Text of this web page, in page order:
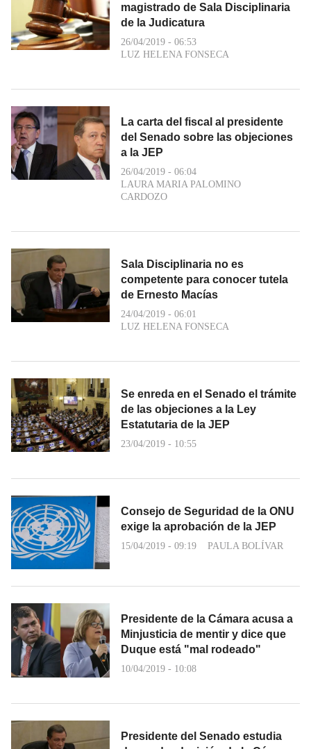
magistrado de Sala Disciplinaria
de la Judicatura
26/04/2019 - 06:53
LUZ HELENA FONSECA
La carta del fiscal al presidente
del Senado sobre las objeciones
a la JEP
26/04/2019 - 06:04
LAURA MARIA PALOMINO
CARDOZO
Sala Disciplinaria no es
competente para conocer tutela
de Ernesto Macías
24/04/2019 - 06:01
LUZ HELENA FONSECA
Se enreda en el Senado el trámite
de las objeciones a la Ley
Estatutaria de la JEP
23/04/2019 - 10:55
Consejo de Seguridad de la ONU
exige la aprobación de la JEP
15/04/2019 - 09:19 PAULA BOLÍVAR
Presidente de la Cámara acusa a
Minjusticia de mentir y dice que
Duque está "mal rodeado"
10/04/2019 - 10:08
Presidente del Senado estudia